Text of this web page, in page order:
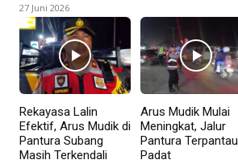
27 Juni 2026
Rekayasa Lalin
Efektif, Arus Mudik di
Pantura Subang
Masih Terkendali
Arus Mudik Mulai
Meningkat, Jalur
Pantura Terpantau
Padat